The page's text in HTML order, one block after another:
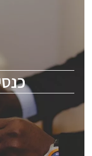
לכל העוסקים
12-13, 2026. The
involved in the
engineers,
executives.